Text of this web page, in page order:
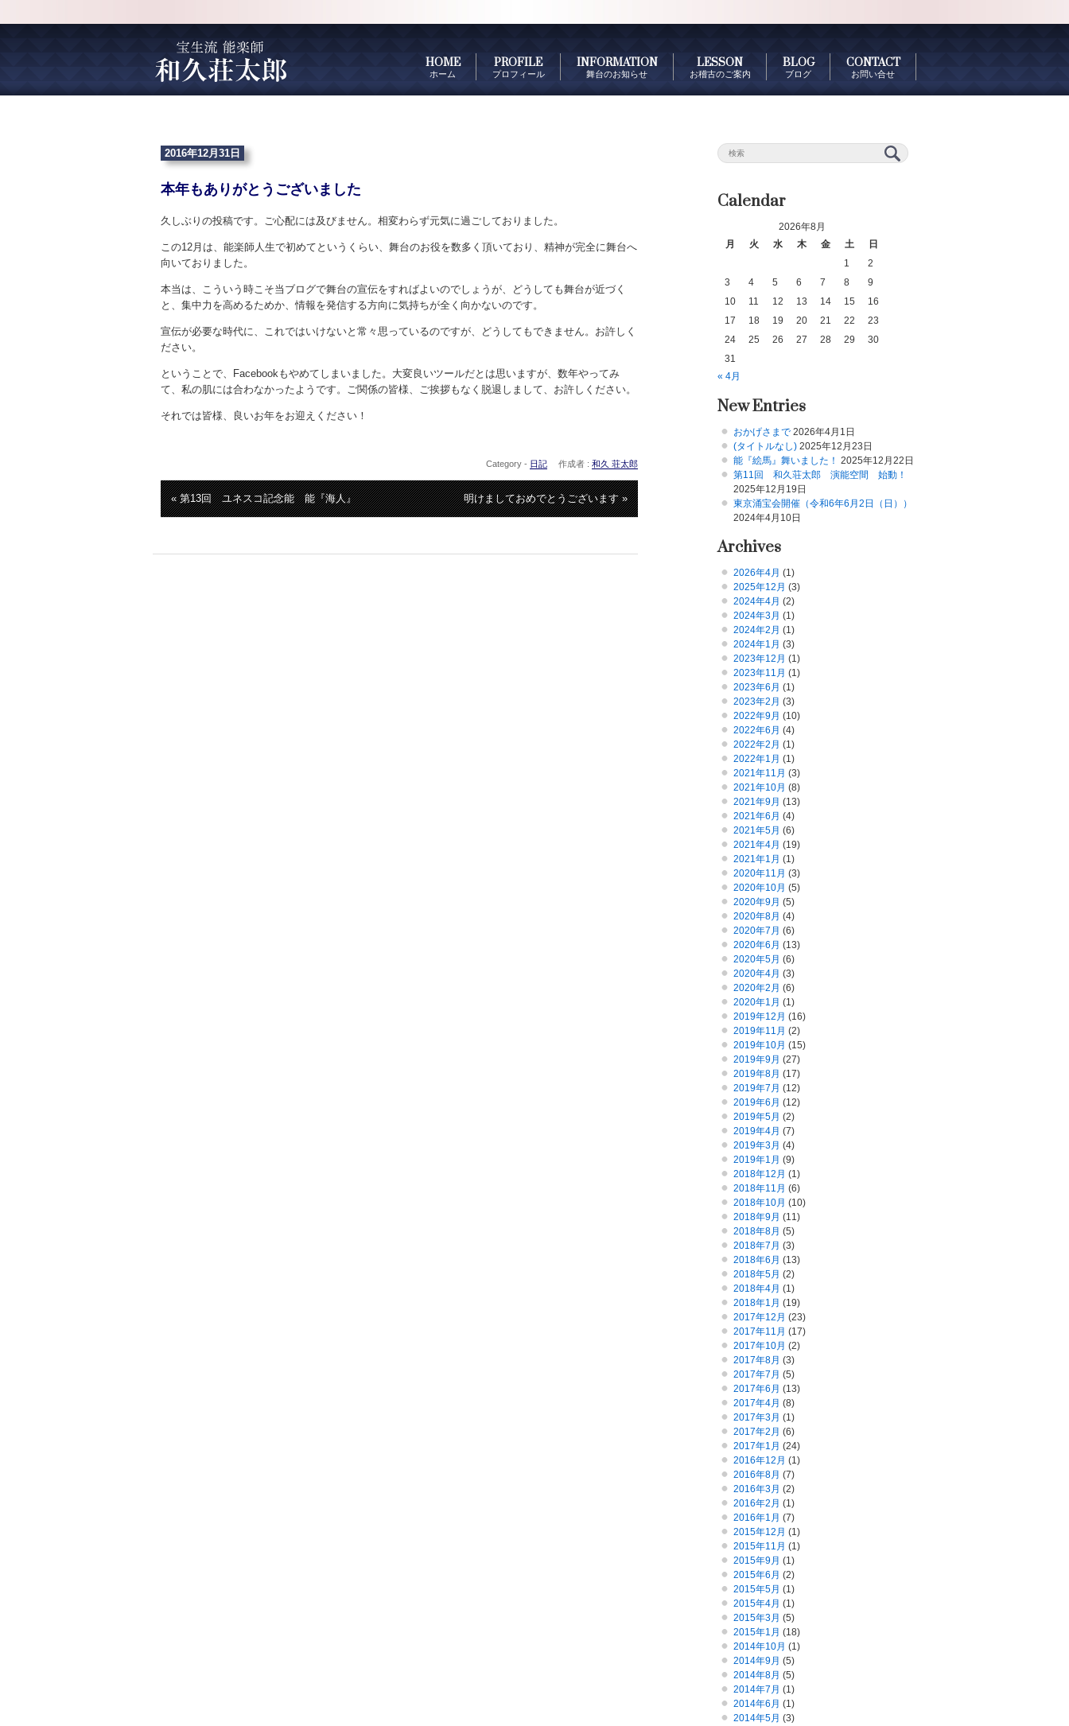
HOME
ホーム
PROFILE
プロフィール
INFORMATION
舞台のお知らせ
LESSON
お稽古のご案内
BLOG
ブログ
CONTACT
お問い合せ
2016年12月31日
本年もありがとうございました
久しぶりの投稿です。ご心配には及びません。相変わらず元気に過ごしておりました。
この12月は、能楽師人生で初めてというくらい、舞台のお役を数多く頂いており、精神が完全に舞台へ
向いておりました。
本当は、こういう時こそ当ブログで舞台の宣伝をすればよいのでしょうが、どうしても舞台が近づく
と、集中力を高めるためか、情報を発信する方向に気持ちが全く向かないのです。
宣伝が必要な時代に、これではいけないと常々思っているのですが、どうしてもできません。お許しく
ださい。
ということで、Facebookもやめてしまいました。大変良いツールだとは思いますが、数年やってみ
て、私の肌には合わなかったようです。ご関係の皆様、ご挨拶もなく脱退しまして、お許しください。
それでは皆様、良いお年をお迎えください！
Category - 日記 作成者 : 和久 荘太郎
« 第13回 ユネスコ記念能 能『海人』 明けましておめでとうございます »
Calendar
2026年8月
月
火 水 木 金 土
日
1
2
3
4 5 6 7 8
9
10
11 12 13 14 15
16
17
18 19 20 21 22
23
24
25 26 27 28 29
30
31
« 4月
New Entries
おかげさまで 2026年4月1日
(タイトルなし) 2025年12月23日
能『絵馬』舞いました！ 2025年12月22日
第11回 和久荘太郎 演能空間 始動！
2025年12月19日
東京涌宝会開催（令和6年6月2日（日））
2024年4月10日
Archives
2026年4月 (1)
2025年12月 (3)
2024年4月 (2)
2024年3月 (1)
2024年2月 (1)
2024年1月 (3)
2023年12月 (1)
2023年11月 (1)
2023年6月 (1)
2023年2月 (3)
2022年9月 (10)
2022年6月 (4)
2022年2月 (1)
2022年1月 (1)
2021年11月 (3)
2021年10月 (8)
2021年9月 (13)
2021年6月 (4)
2021年5月 (6)
2021年4月 (19)
2021年1月 (1)
2020年11月 (3)
2020年10月 (5)
2020年9月 (5)
2020年8月 (4)
2020年7月 (6)
2020年6月 (13)
2020年5月 (6)
2020年4月 (3)
2020年2月 (6)
2020年1月 (1)
2019年12月 (16)
2019年11月 (2)
2019年10月 (15)
2019年9月 (27)
2019年8月 (17)
2019年7月 (12)
2019年6月 (12)
2019年5月 (2)
2019年4月 (7)
2019年3月 (4)
2019年1月 (9)
2018年12月 (1)
2018年11月 (6)
2018年10月 (10)
2018年9月 (11)
2018年8月 (5)
2018年7月 (3)
2018年6月 (13)
2018年5月 (2)
2018年4月 (1)
2018年1月 (19)
2017年12月 (23)
2017年11月 (17)
2017年10月 (2)
2017年8月 (3)
2017年7月 (5)
2017年6月 (13)
2017年4月 (8)
2017年3月 (1)
2017年2月 (6)
2017年1月 (24)
2016年12月 (1)
2016年8月 (7)
2016年3月 (2)
2016年2月 (1)
2016年1月 (7)
2015年12月 (1)
2015年11月 (1)
2015年9月 (1)
2015年6月 (2)
2015年5月 (1)
2015年4月 (1)
2015年3月 (5)
2015年1月 (18)
2014年10月 (1)
2014年9月 (5)
2014年8月 (5)
2014年7月 (1)
2014年6月 (1)
2014年5月 (3)